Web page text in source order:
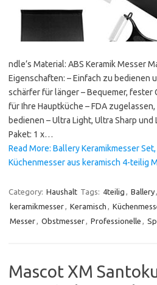
ndle’s Material: ABS Keramik Messer
Eigenschaften: – Einfach zu bedienen
schärfer für länger – Bequemer, fester
für Ihre Hauptküche – FDA
bedienen – Ultra Light, Ultra Sharp
Paket: 1 x…
Read More: Ballery Keramikmesser
Küchenmesser aus keramisch 4-teilig
Category: Haushalt Tags: 4teilig , Ballery,
keramikmesser, Keramisch ,
Messer, Obstmesser, Professionelle ,
Mascot XM